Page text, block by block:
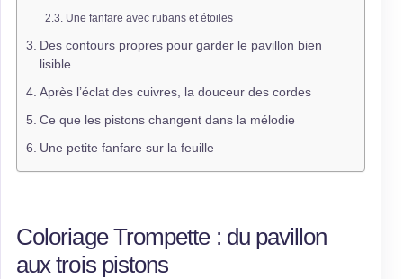
Une fanfare avec rubans et étoiles
Des contours propres pour garder le pavillon bien
lisible
Après l’éclat des cuivres, la douceur des cordes
Ce que les pistons changent dans la mélodie
Une petite fanfare sur la feuille
Coloriage Trompette : du pavillon
aux trois pistons